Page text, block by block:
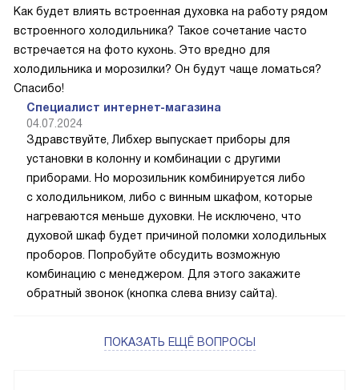
Как будет влиять встроенная духовка на работу рядом
встроенного холодильника? Такое сочетание часто
встречается на фото кухонь. Это вредно для
холодильника и морозилки? Он будут чаще ломаться?
Спасибо!
Специалист интернет-магазина
04.07.2024
Здравствуйте, Либхер выпускает приборы для
установки в колонну и комбинации с другими
приборами. Но морозильник комбинируется либо
с холодильником, либо с винным шкафом, которые
нагреваются меньше духовки. Не исключено, что
духовой шкаф будет причиной поломки холодильных
проборов. Попробуйте обсудить возможную
комбинацию с менеджером. Для этого закажите
обратный звонок (кнопка слева внизу сайта).
ПОКАЗАТЬ ЕЩЁ ВОПРОСЫ